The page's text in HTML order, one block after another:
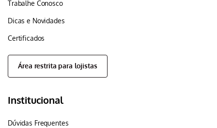
Trabalhe Conosco
Dicas e Novidades
Certificados
Área restrita para lojistas
Institucional
Dúvidas Frequentes